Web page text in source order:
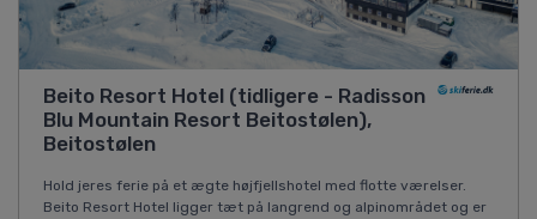
Beito Resort Hotel (tidligere - Radisson
Blu Mountain Resort Beitostølen),
Beitostølen
Hold jeres ferie på et ægte højfjellshotel med flotte værelser.
Beito Resort Hotel ligger tæt på langrend og alpinområdet og er